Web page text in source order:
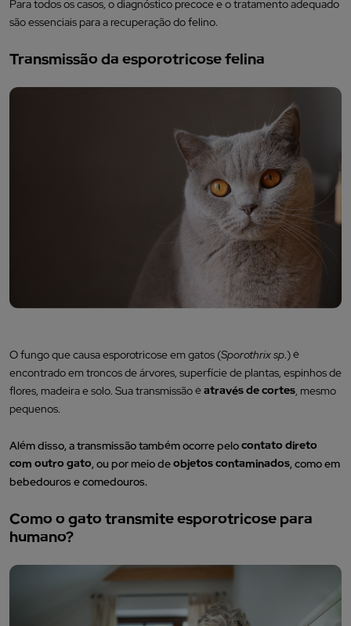
Para todos os casos, o diagnóstico precoce e o tratamento adequado
são essenciais para a recuperação do felino.
Transmissão da esporotricose felina
O fungo que causa esporotricose em gatos (Sporothrix sp.) é
encontrado em troncos de árvores, superfície de plantas, espinhos de
flores, madeira e solo. Sua transmissão éatravés de cortes, mesmo
pequenos.
Além disso, a transmissão também ocorre pelocontato direto
com outro gato, ou por meio deobjetos contaminados, como em
bebedouros e comedouros.
Como o gato transmite esporotricose para
humano?